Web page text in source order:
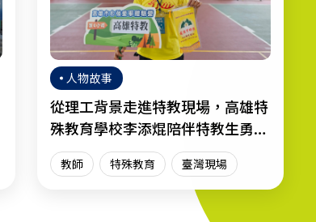
人物故事
從理工背景走進特教現場，高雄特
殊教育學校李添焜陪伴特教生勇敢
迎向人生
教師 特殊教育 臺灣現場